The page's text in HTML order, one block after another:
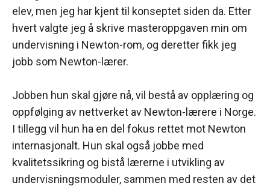
elev, men jeg har kjent til konseptet siden da. Etter
hvert valgte jeg å skrive masteroppgaven min om
undervisning i Newton-rom, og deretter fikk jeg
jobb som Newton-lærer.
Jobben hun skal gjøre nå, vil bestå av opplæring og
oppfølging av nettverket av Newton-lærere i Norge.
I tillegg vil hun ha en del fokus rettet mot Newton
internasjonalt. Hun skal også jobbe med
kvalitetssikring og bistå lærerne i utvikling av
undervisningsmoduler, sammen med resten av det